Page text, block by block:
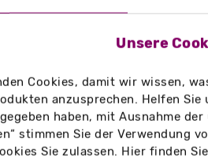
Unsere
Cookies, damit wir wissen,
anzusprechen. Helfen
haben, mit Ausnahme
stimmen Sie der Verwendung
Sie zulassen. Hier finden
Rezeption, Bars, Öffentliche
zu Hygieneregeln,